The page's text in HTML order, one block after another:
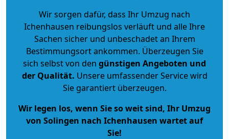
Wir sorgen dafür, dass Ihr Umzug nach
Ichenhausen reibungslos verläuft und alle Ihre
Sachen sicher und unbeschadet an Ihrem
Bestimmungsort ankommen. Überzeugen Sie
sich selbst von den günstigen Angeboten und
der Qualität. Unsere umfassender Service wird
Sie garantiert überzeugen.
Wir legen los, wenn Sie so weit sind, Ihr Umzug
von Solingen nach Ichenhausen wartet auf
Sie!